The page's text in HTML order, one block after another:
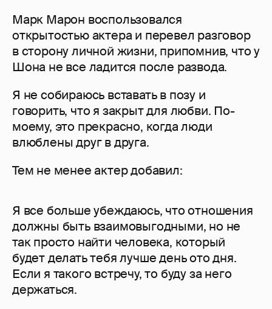
Марк Марон воспользовался
открытостью актера и перевел разговор
в сторону личной жизни, припомнив, что у
Шона не все ладится после развода.
Я не собираюсь вставать в позу и
говорить, что я закрыт для любви. По-
моему, это прекрасно, когда люди
влюблены друг в друга.
Тем не менее актер добавил:
Я все больше убеждаюсь, что отношения
должны быть взаимовыгодными, но не
так просто найти человека, который
будет делать тебя лучше день ото дня.
Если я такого встречу, то буду за него
держаться.